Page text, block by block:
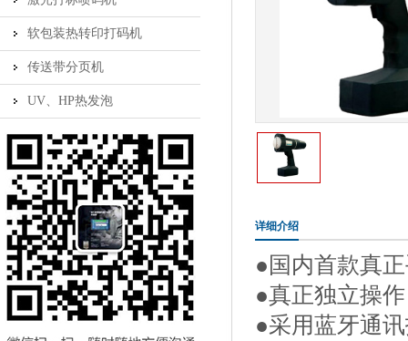
软包装热转印打码机
传送带分页机
UV、HP热发泡
详细介绍
●国内首款真
●真正独立操
●采用蓝牙通